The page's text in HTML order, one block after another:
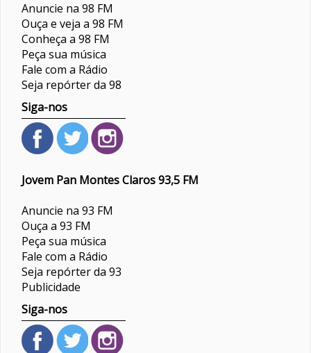
Anuncie na 98 FM
Ouça e veja a 98 FM
Conheça a 98 FM
Peça sua música
Fale com a Rádio
Seja repórter da 98
Siga-nos
Jovem Pan Montes Claros 93,5 FM
Anuncie na 93 FM
Ouça a 93 FM
Peça sua música
Fale com a Rádio
Seja repórter da 93
Publicidade
Siga-nos